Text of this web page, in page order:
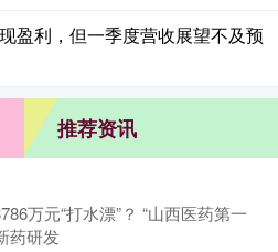
盈利，但一季度营收展望不及预
推荐资讯
万元“打水漂”？ “山西医药第一
药研发